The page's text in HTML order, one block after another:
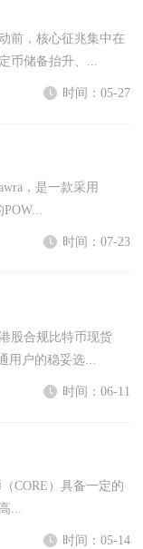
前，核心征兆集中在
币储备抬升、...
时间：05-27
，是一款采用
时间：07-23
股合规比特币现货
用户的稳妥选...
时间：06-11
（CORE）具备一定的
...
时间：05-14